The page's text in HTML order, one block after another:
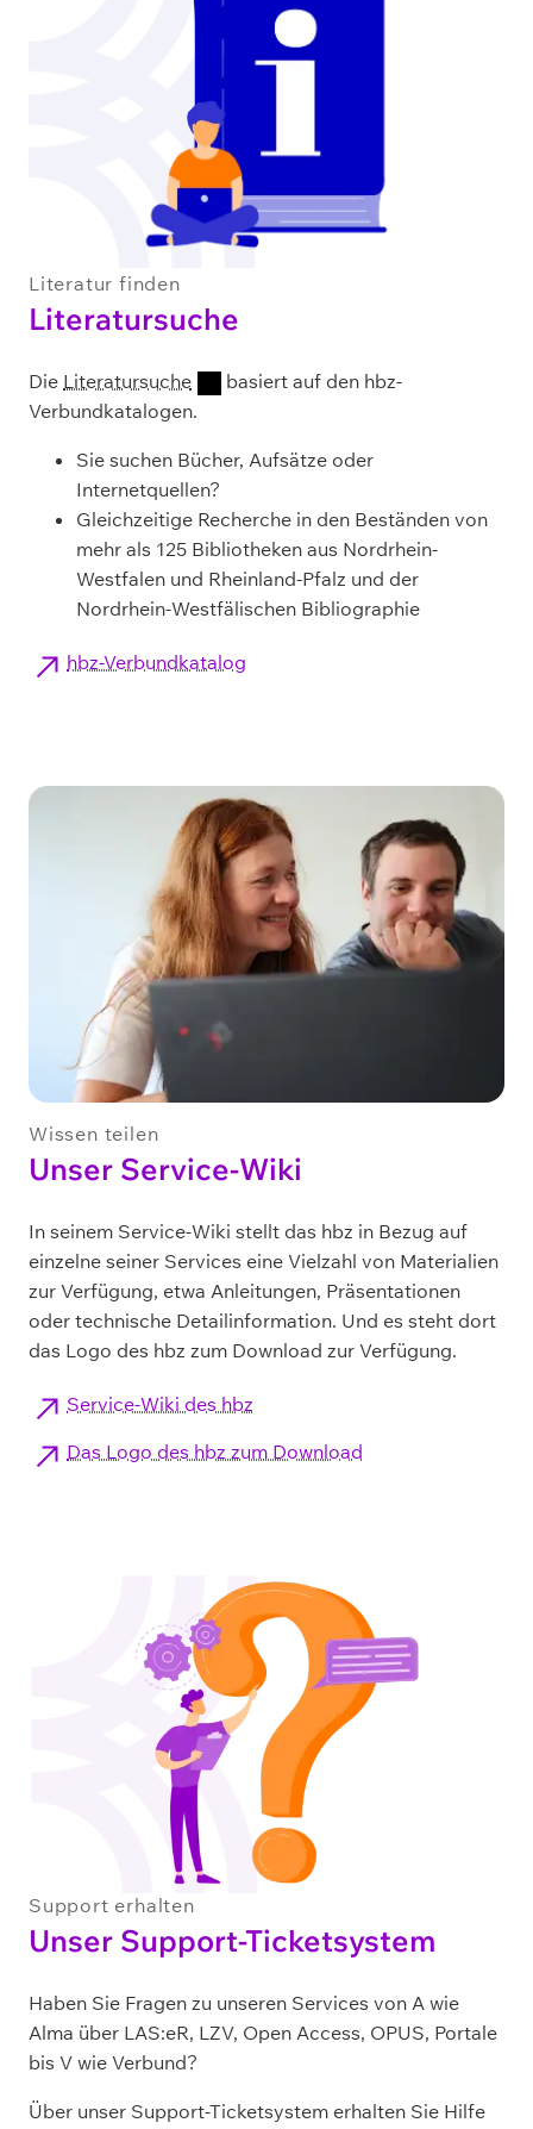
Literatur finden
Literatursuche
Die Literatursuche
basiert auf den hbz-
Verbundkatalogen.
Sie suchen Bücher, Aufsätze oder
Internetquellen?
Gleichzeitige Recherche in den Beständen von
mehr als 125 Bibliotheken aus Nordrhein-
Westfalen und Rheinland-Pfalz und der
Nordrhein-Westfälischen Bibliographie
hbz-Verbundkatalog
Wissen teilen
Unser Service-Wiki
In seinem Service-Wiki stellt das hbz in Bezug auf
einzelne seiner Services eine Vielzahl von Materialien
zur Verfügung, etwa Anleitungen, Präsentationen
oder technische Detailinformation. Und es steht dort
das Logo des hbz zum Download zur Verfügung.
Service-Wiki des hbz
Das Logo des hbz zum Download
Support erhalten
Unser Support-Ticketsystem
Haben Sie Fragen zu unseren Services von A wie
Alma über LAS:eR, LZV, Open Access, OPUS, Portale
bis V wie Verbund?
Über unser Support-Ticketsystem erhalten Sie Hilfe